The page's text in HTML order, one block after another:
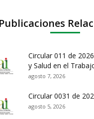
Publicaciones
Circular 011 de
y Salud en el
agosto 7, 2026
Circular 0031 de
agosto 5, 2026